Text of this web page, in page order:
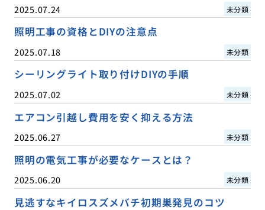
2025.07.24 未分類
照明工事の資格とDIYの注意点
2025.07.18 未分類
シーリングライト取り付けDIYの手順
2025.07.02 未分類
エアコン引越し費用を安く抑える方法
2025.06.27 未分類
照明の電気工事が必要なケースとは？
2025.06.20 未分類
見逃すなキイロスズメバチ初期巣発見のコツ